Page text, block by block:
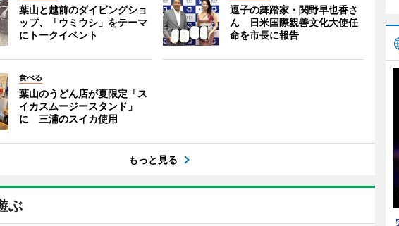
葉山と越前のダイビングショ
ップ、「ウミウシ」をテーマ
にトークイベント
逗子の舞踏家・関野早也香さ
ん 日米国際親善文化大使任
命を市長に報告
食べる
葉山のうどん店が夏限定「ス
イカスムージースタンド」
に 三浦のスイカ使用
もっと見る
ぶ